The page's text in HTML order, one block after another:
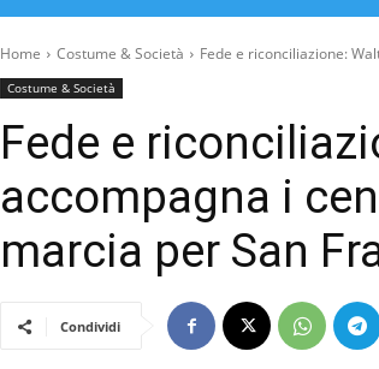
Home Costume & Società Fede e riconciliazione:
Costume & Società
Fede e
accompagna i
marcia per San
Condividi